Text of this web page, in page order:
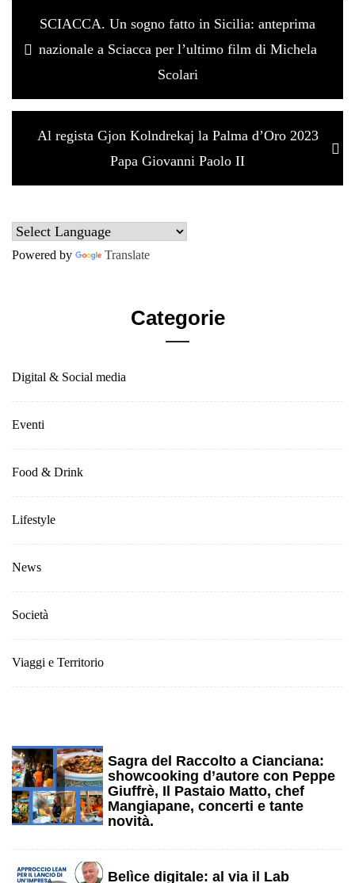
articoli
Previous
post:
SCIACCA. Un sogno fatto in Sicilia: anteprima
nazionale a Sciacca per l’ultimo film di Michela
Scolari
Next
Al regista Gjon Kolndrekaj la Palma d’Oro 2023
Papa Giovanni Paolo II
Powered by Translate
Categorie
Digital & Social media
Eventi
Food & Drink
Lifestyle
News
Società
Viaggi e Territorio
1
Sagra del Raccolto a Cianciana:
showcooking d’autore con Peppe
Giuffrè, Il Pastaio Matto, chef
Mangiapane, concerti e tante
novità.
Belìce digitale: al via il Lab